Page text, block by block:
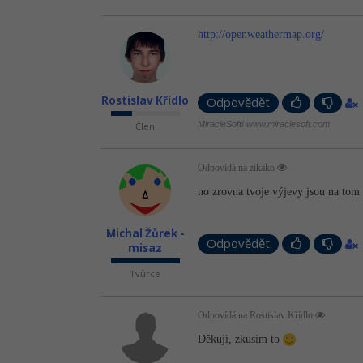
Rostislav Křídlo
Člen
http://openweathermap.org/
Odpovědět
MiracleSoft! www.miraclesoft.com
Michal Žůrek -
misaz
Tvůrce
Odpovídá na zikako
no zrovna tvoje výjevy jsou na tom
Odpovědět
Odpovídá na Rostislav Křídlo
Děkuji, zkusím to